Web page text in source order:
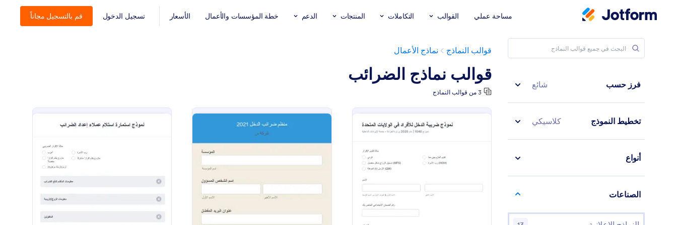
مساحة عملي القوالب التكاملات المنتجات الدعم خطة المؤسسات والأعمال الأسعار تسجيل الدخول قم بالتسجيل مجاناً
قوالب النماذج نماذج الأعمال
قوالب نماذج الضرائب
3 من قوالب النماذج
معاينة معاينة: 2021 نموذج منظم الضرائب : نموذج استمارة استلام
فرز حسب شائع
تخطيط النموذج كلاسيكي
أنواع
الصناعات